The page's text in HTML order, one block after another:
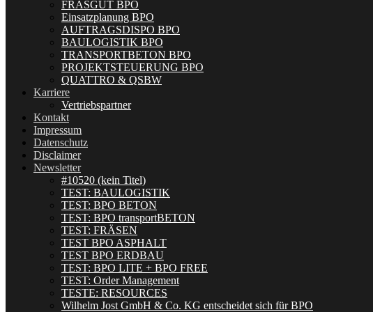
FRÄSGUT BPO
Einsatzplanung BPO
AUFTRAGSDISPO BPO
BAULOGISTIK BPO
TRANSPORTBETON BPO
PROJEKTSTEUERUNG BPO
QUATTRO & QSBW
Karriere
Vertriebspartner
Kontakt
Impressum
Datenschutz
Disclaimer
Newsletter
#10520 (kein Titel)
TEST: BAULOGISTIK
TEST: BPO BETON
TEST: BPO transportBETON
TEST: FRÄSEN
TEST BPO ASPHALT
TEST BPO ERDBAU
TEST: BPO LITE + BPO FREE
TEST: Order Management
TESTE: RESOURCES
Wilhelm Jost GmbH & Co. KG entscheidet sich für BPO